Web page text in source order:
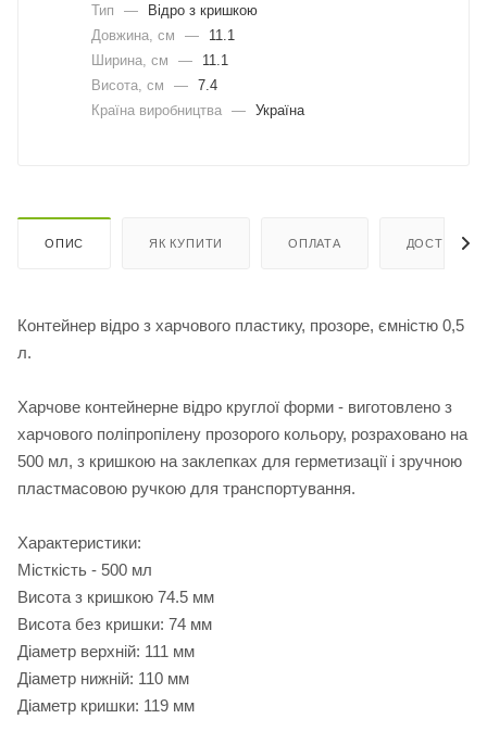
Тип
—
Відро з кришкою
Довжина, cм
—
11.1
Ширина, cм
—
11.1
Висота, см
— 7.4
Країна виробництва — Україна
ОПИС ЯК КУПИТИ ОПЛАТА ДОСТАВКА
Контейнер відро з харчового пластику, прозоре, ємністю 0,5
л.
Харчове контейнерне відро круглої форми - виготовлено з
харчового поліпропілену прозорого кольору, розраховано на
500 мл, з кришкою на заклепках для герметизації і зручною
пластмасовою ручкою для транспортування.
Характеристики:
Місткість - 500 мл
Висота з кришкою 74.5 мм
Висота без кришки: 74 мм
Діаметр верхній: 111 мм
Діаметр нижній: 110 мм
Діаметр кришки: 119 мм